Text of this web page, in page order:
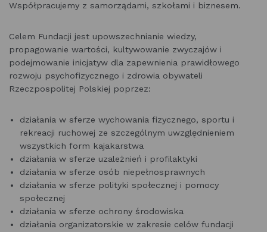
Współpracujemy z samorządami, szkołami i biznesem.
Celem Fundacji jest upowszechnianie wiedzy,
propagowanie wartości, kultywowanie zwyczajów i
podejmowanie inicjatyw dla zapewnienia prawidłowego
rozwoju psychofizycznego i zdrowia obywateli
Rzeczpospolitej Polskiej poprzez:
działania w sferze wychowania fizycznego, sportu i
rekreacji ruchowej ze szczególnym uwzględnieniem
wszystkich form kajakarstwa
działania w sferze uzależnień i profilaktyki
działania w sferze osób niepełnosprawnych
działania w sferze polityki społecznej i pomocy
społecznej
działania w sferze ochrony środowiska
działania organizatorskie w zakresie celów fundacji